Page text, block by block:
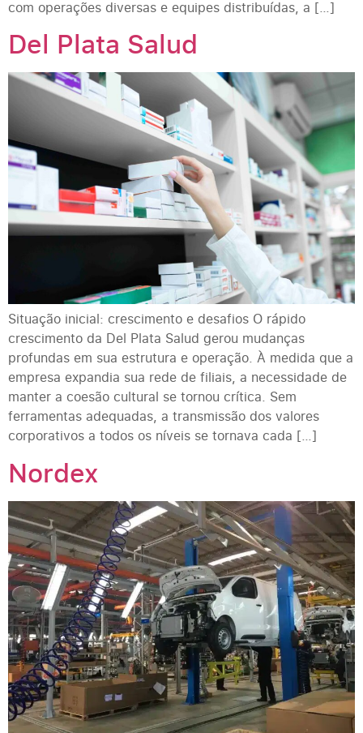
com operações diversas e equipes distribuídas, a […]
Del Plata Salud
Situação inicial: crescimento e desafios O rápido
crescimento da Del Plata Salud gerou mudanças
profundas em sua estrutura e operação. À medida que a
empresa expandia sua rede de filiais, a necessidade de
manter a coesão cultural se tornou crítica. Sem
ferramentas adequadas, a transmissão dos valores
corporativos a todos os níveis se tornava cada […]
Nordex